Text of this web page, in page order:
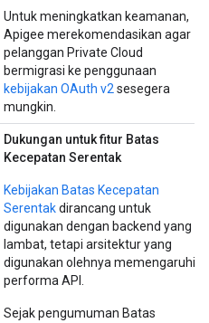
Untuk meningkatkan keamanan,
Apigee merekomendasikan agar
pelanggan Private Cloud
bermigrasi ke penggunaan
kebijakan OAuth v2 sesegera
mungkin.
Dukungan untuk fitur Batas
Kecepatan Serentak
Kebijakan Batas Kecepatan
Serentakdirancang untuk
digunakan dengan backend yang
lambat, tetapi arsitektur yang
digunakan olehnya memengaruhi
performa API.
Sejak pengumuman Batas